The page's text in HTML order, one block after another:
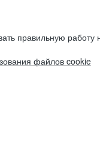
правильную работу
файлов cookie